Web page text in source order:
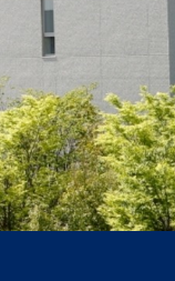
抜の募集要項＆願書
料から請求
学院の資料請求
留
案内」の請求
上の配慮案内」の請